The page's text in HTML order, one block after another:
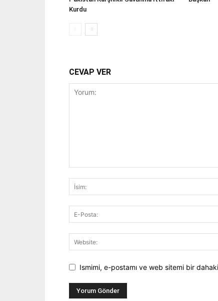
Kurdu
CEVAP VER
Ismimi, e-postamı ve web sitemi bir